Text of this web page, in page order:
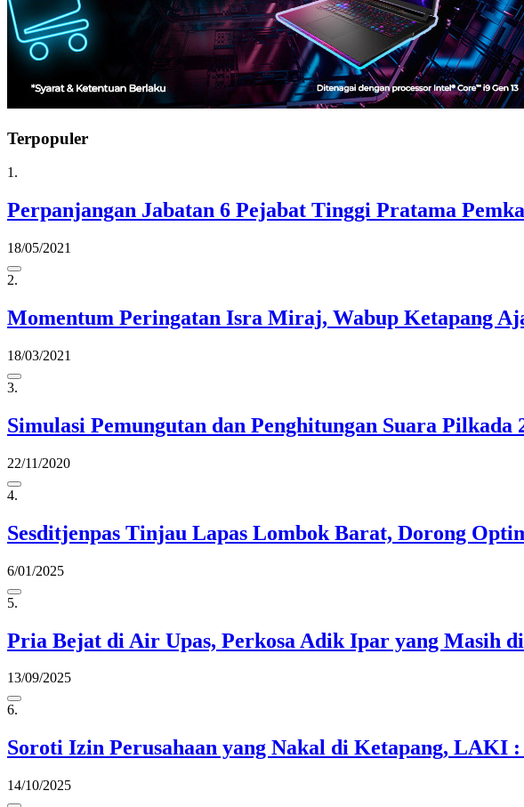
Terpopuler
1.
Perpanjangan Jabatan 6 Pejabat Tinggi Pratama
18/05/2021
2.
Momentum Peringatan Isra Miraj, Wabup Ketapang
18/03/2021
3.
Simulasi Pemungutan dan Penghitungan Suara Pilkada
22/11/2020
4.
Sesditjenpas Tinjau Lapas Lombok Barat, Dorong
6/01/2025
5.
Pria Bejat di Air Upas, Perkosa Adik Ipar yang Masih
13/09/2025
6.
Soroti Izin Perusahaan yang Nakal di Ketapang, LAKI
14/10/2025